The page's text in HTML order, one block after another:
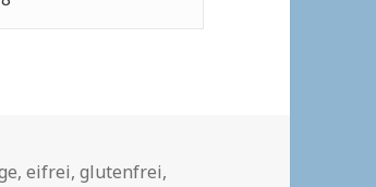
,eifrei,glutenfrei,